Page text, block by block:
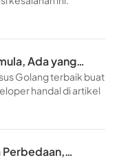
Ada yang
Golang terbaik buat
handal di artikel
Perbedaan,